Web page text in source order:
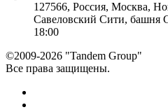
127566, Россия, Москва,
Савеловский Сити, башня
18:00
©2009-2026 "Tandem Group"
Все права защищены.